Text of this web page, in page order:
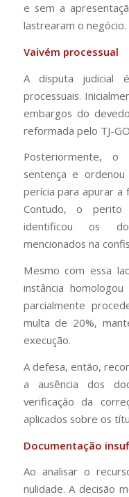
e sem a
lastrearam o negócio.
Vaivém processual
A disputa judicial
processuais.
embargos do
reformada pelo TJ-
Posteriormente, o
sentença e
perícia para apurar a
Contudo, o
identificou os
mencionados na
Mesmo com essa
instância
parcialmente
multa de 20%,
execução.
A defesa, então,
a ausência dos
verificação da
aplicados sobre os
Documentação
Ao analisar o
nulidade. A decisão